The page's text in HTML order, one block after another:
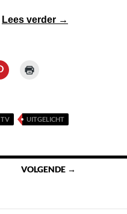
Lees verder Andy Tuasela
→
TV UITGELICHT
VOLGENDE →